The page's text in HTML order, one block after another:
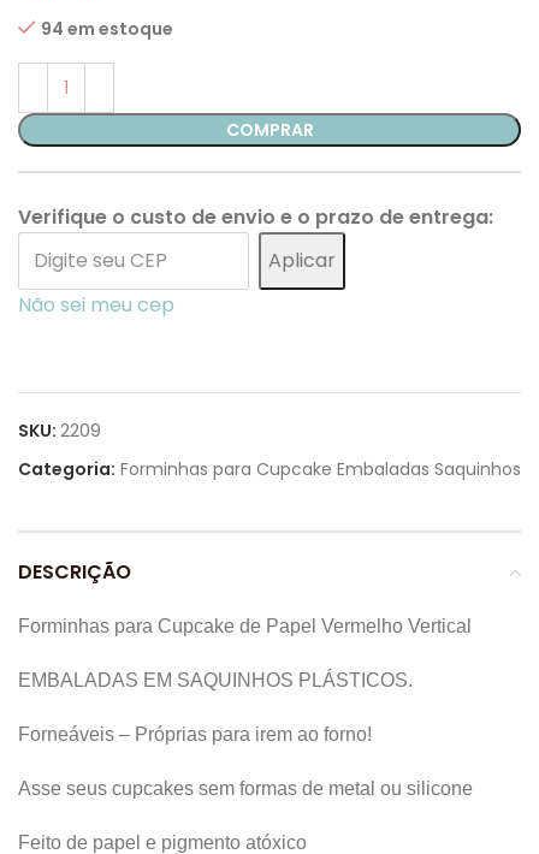
94 em estoque
COMPRAR
Verifique o custo de envio e o prazo de entrega:
Aplicar
Não sei meu cep
SKU: 2209
Categoria: Forminhas para Cupcake Embaladas Saquinhos
DESCRIÇÃO
Forminhas para Cupcake de Papel Vermelho Vertical
EMBALADAS EM SAQUINHOS PLÁSTICOS.
Forneáveis – Próprias para irem ao forno!
Asse seus cupcakes sem formas de metal ou silicone
Feito de papel e pigmento atóxico